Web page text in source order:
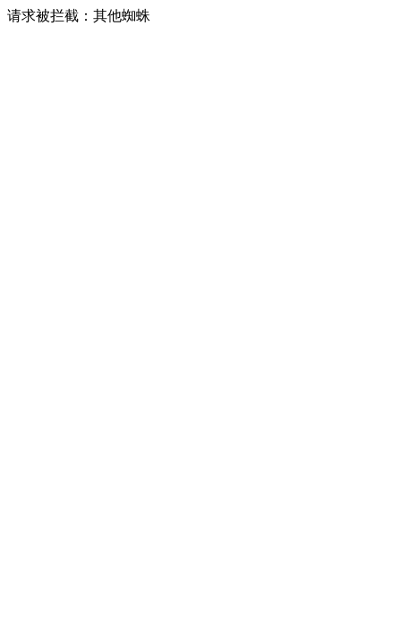
请求被拦截：其他蜘蛛